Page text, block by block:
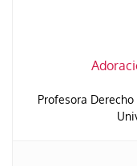
Profesora